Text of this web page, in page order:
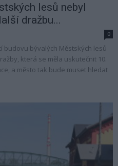
lesů nebyl
dražbu...
0
budovu bývalých Městských lesů
která se měla uskutečnit 10.
a město tak bude muset hledat